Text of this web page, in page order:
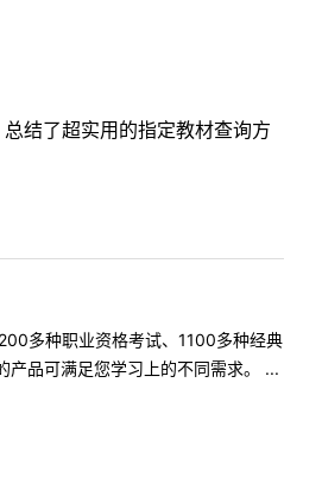
结了超实用的指定教材查询方
多种职业资格考试、1100多种经典
产品可满足您学习上的不同需求。 ...